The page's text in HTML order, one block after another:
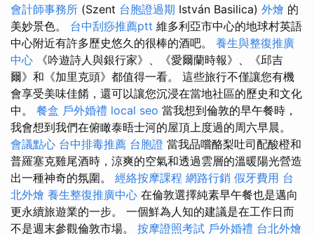
會計師事務所 (Szent 台胞證過期 István Basilica) 外燴 的
美妙景色。 台中刮痧推薦ptt 維多利亞市中心的地球村英語
中心附近有許多歷史悠久的很棒的酒吧。 養生與整復推廣
中心 《吟遊詩人與銀行家》、《愛爾蘭時報》、《邱吉
爾》和《加里克頭》都值得一看。 這些旅行不僅讓您有機
會享受美味佳餚，還可以讓您沉浸在當地社區的歷史和文化
中。 餐盒 戶外婚禮 local seo 當我想到倫敦的早午餐時，
我會想到我們在俯瞰泰晤士河的屋頂上度過的周六早晨。
會議點心 台中排毒推薦 台胞證 當我品嚐酪梨吐司配酸橙和
普羅塞克雞尾酒時，涼爽的空氣和透過雲層的溫暖陽光營造
出一種神奇的氛圍。 經絡按摩課程 網路行銷 假牙費用 台
北外燴 養生整復推廣中心 在倫敦選擇純素早午餐也是邁向
更永續旅遊業的一步。 一個鮮為人知的建議是在工作日而
不是週末參觀倫敦市場。 按摩證照考試 戶外婚禮 台北外燴